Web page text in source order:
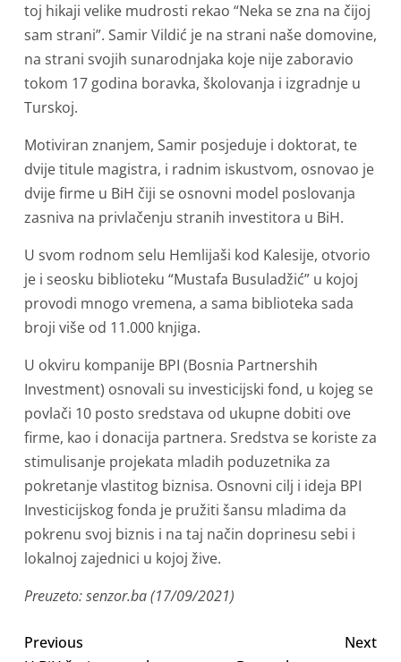
toj hikaji velike mudrosti rekao “Neka se zna na čijoj
sam strani”. Samir Vildić je na strani naše domovine,
na strani svojih sunarodnjaka koje nije zaboravio
tokom 17 godina boravka, školovanja i izgradnje u
Turskoj.
Motiviran znanjem, Samir posjeduje i doktorat, te
dvije titule magistra, i radnim iskustvom, osnovao je
dvije firme u BiH čiji se osnovni model poslovanja
zasniva na privlačenju stranih investitora u BiH.
U svom rodnom selu Hemlijaši kod Kalesije, otvorio
je i seosku biblioteku “Mustafa Busuladžić” u kojoj
provodi mnogo vremena, a sama biblioteka sada
broji više od 11.000 knjiga.
U okviru kompanije BPI (Bosnia Partnershih
Investment) osnovali su investicijski fond, u kojeg se
povlači 10 posto sredstava od ukupne dobiti ove
firme, kao i donacija partnera. Sredstva se koriste za
stimulisanje projekata mladih poduzetnika za
pokretanje vlastitog biznisa. Osnovni cilj i ideja BPI
Investicijskog fonda je pružiti šansu mladima da
pokrenu svoj biznis i na taj način doprinesu sebi i
lokalnoj zajednici u kojoj žive.
Preuzeto: senzor.ba (17/09/2021)
Previous
Next